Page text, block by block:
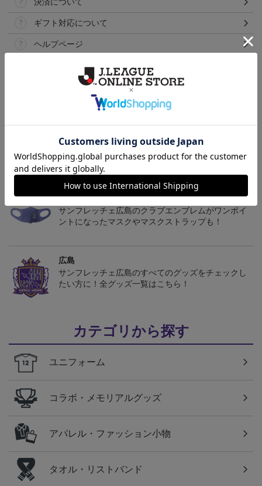
ギフト対応について
ヘルプページ
広島
サンフレッチェ広島の2022ユニフォームを着て試合
を応援しよう！
広島
サンフレッチェ広島のクラブエンブレムがワンポイ
ントになったマスクやマスクストラップも！
広島
サンフレッチェ広島のすべてのグッズをチェックし
たい方に！全グッズ一覧はこちら！
カテゴリから探す
ユニフォーム
コラボ・メモリアルグッズ
アパレル・ファッション小物
タオル・リストバンド